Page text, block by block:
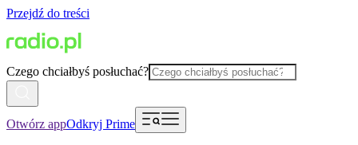
Przejdź do treści
Czego chciałbyś posłuchać?
Otwórz appOdkryj Prime